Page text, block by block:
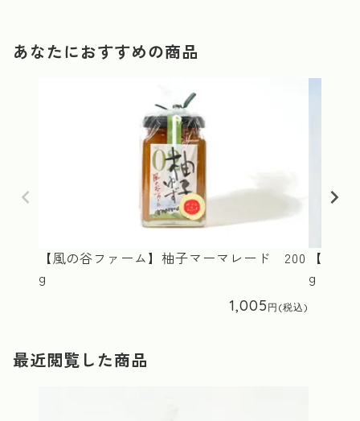
あなたにおすすめの商品
【風の谷ファーム】柚子マーマレード 200
g
1,005
【ク
g
最近閲覧した商品